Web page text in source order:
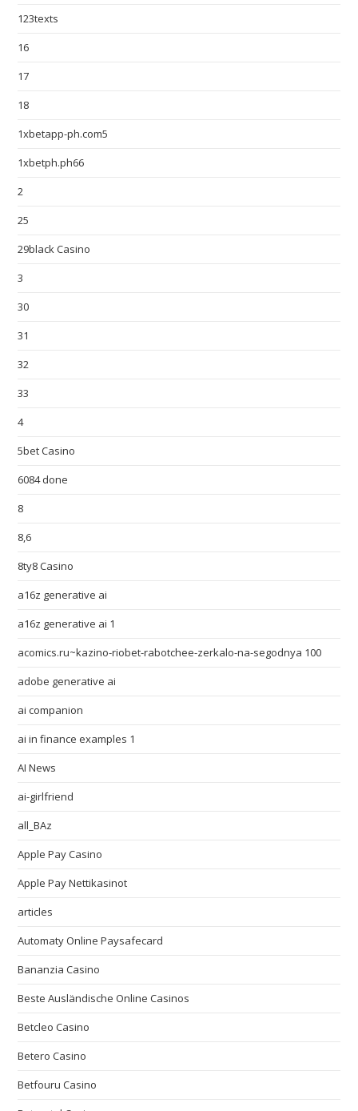
123texts
16
17
18
1xbetapp-ph.com5
1xbetph.ph66
2
25
29black Casino
3
30
31
32
33
4
5bet Casino
6084 done
8
8,6
8ty8 Casino
a16z generative ai
a16z generative ai 1
acomics.ru~kazino-riobet-rabotchee-zerkalo-na-segodnya 100
adobe generative ai
ai companion
ai in finance examples 1
AI News
ai-girlfriend
all_BAz
Apple Pay Casino
Apple Pay Nettikasinot
articles
Automaty Online Paysafecard
Bananzia Casino
Beste Ausländische Online Casinos
Betcleo Casino
Betero Casino
Betfouru Casino